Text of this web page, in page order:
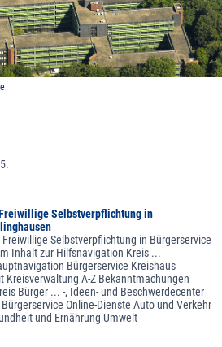
Selbstverpflichtung in
Selbstverpflichtung in Bürgerservice
Inhalt zur Hilfsnavigation Kreis ...
Bürgerservice Kreishaus
Kreisverwaltung A-Z Bekanntmachungen
Bürger ... -, Ideen- und Beschwerdecenter
Online-Dienste Auto und Verkehr
und Ernährung Umwelt